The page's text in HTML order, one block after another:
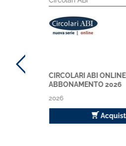
CIRCOLARI ABI
ABBONAMENTO 2026
2026